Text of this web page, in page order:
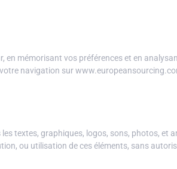
en mémorisant vos préférences et en
navigation sur
textes, graphiques, logos, sons, photos, et
ou utilisation de ces éléments, sans